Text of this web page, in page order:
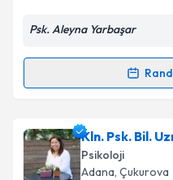
Kişisel verilerimin
Takvim
Psk. Aleyna Yarbaşar
Randevu Takvimi
Psk. Aleyna Yarbaşar
oluşturun. Size bu
takvim
Kln. Psk. Bil.
Psikoloji
Adana, Çukurova